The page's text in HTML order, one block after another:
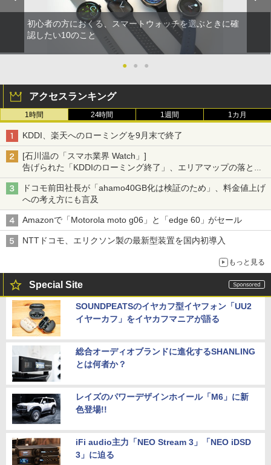
初心者の方におくる、スマートウォッチを選ぶときに確
認したい10のこと
● ● ●
アクセスランキング
1時間 24時間 1週間 1カ月
KDDI、楽天へのローミングを9月末で終了
[石川温の「スマホ業界 Watch」]
告げられた「KDDIのローミング終了」、エリアマップの落とし
穴と楽天モバイルの課題
ドコモ前田社長が「ahamo40GB化は検証のため」、料金値上げ
への考え方にも言及
Amazonで「Motorola moto g06」と「edge 60」がセール
NTTドコモ、エリクソン製の最新型装置を国内初導入
もっと見る
Special Site
SOUNDPEATSのイヤカフ型イヤフォン「UU2
イヤーカフ」をイヤカフマニアが語る
総合オーディオブランドに進化するSHANLING
とは何者か？
レイズのパワーデザインホイール「M6」に新
色登場!!
iFi audio主力「NEO Stream 3」「NEO iDSD
3」に迫る